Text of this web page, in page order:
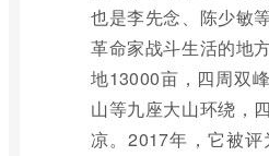
也是李先念、陈少敏
革命家战斗生活的地
地13000亩，四周双
山等九座大山环绕，
凉。2017年，它被